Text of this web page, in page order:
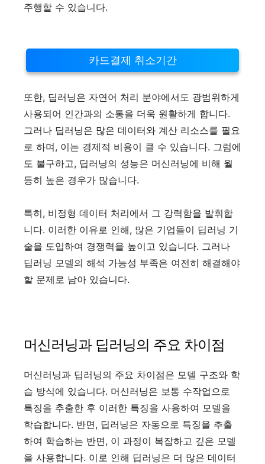
주행할 수 있습니다.
카드결제 취소기간
또한, 딥러닝은 자연어 처리 분야에서도 광범위하게
사용되어 인간과의 소통을 더욱 원활하게 합니다.
그러나 딥러닝은 많은 데이터와 계산 리소스를 필요
로 하며, 이는 경제적 비용이 클 수 있습니다. 그럼에
도 불구하고, 딥러닝의 성능은 머신러닝에 비해 월
등히 높은 경우가 많습니다.
특히, 비정형 데이터 처리에서 그 강력함을 발휘합
니다. 이러한 이유로 인해, 많은 기업들이 딥러닝 기
술을 도입하여 경쟁력을 높이고 있습니다. 그러나
딥러닝 모델의 해석 가능성 부족은 여전히 해결해야
할 문제로 남아 있습니다.
머신러닝과 딥러닝의 주요 차이점
머신러닝과 딥러닝의 주요 차이점은 모델 구조와 학
습 방식에 있습니다. 머신러닝은 보통 수작업으로
특징을 추출한 후 이러한 특징을 사용하여 모델을
학습합니다. 반면, 딥러닝은 자동으로 특징을 추출
하여 학습하는 반면, 이 과정이 복잡하고 깊은 모델
을 사용합니다. 이로 인해 딥러닝은 더 많은 데이터